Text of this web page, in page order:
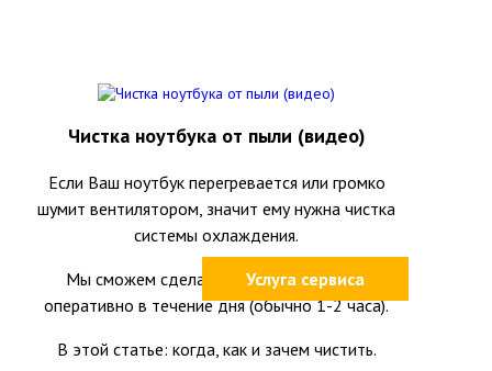
Услуга сервиса
Чистка ноутбука от пыли (видео)
Если Ваш ноутбук перегревается или громко
шумит вентилятором, значит ему нужна чистка
системы охлаждения.
Мы сможем сделать это качественно и
оперативно в течение дня (обычно 1-2 часа).
В этой статье: когда, как и зачем чистить.